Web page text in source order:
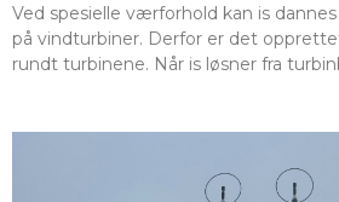
Ved spesielle værforhold kan is
på vindturbiner. Derfor er det
rundt turbinene. Når is løsner fra